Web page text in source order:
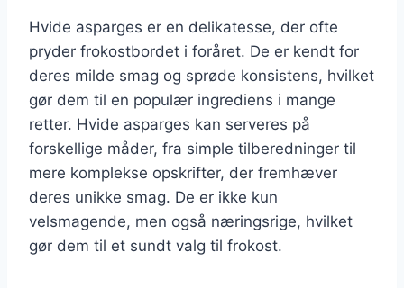
Hvide asparges er en delikatesse, der ofte
pryder frokostbordet i foråret. De er kendt for
deres milde smag og sprøde konsistens, hvilket
gør dem til en populær ingrediens i mange
retter. Hvide asparges kan serveres på
forskellige måder, fra simple tilberedninger til
mere komplekse opskrifter, der fremhæver
deres unikke smag. De er ikke kun
velsmagende, men også næringsrige, hvilket
gør dem til et sundt valg til frokost.